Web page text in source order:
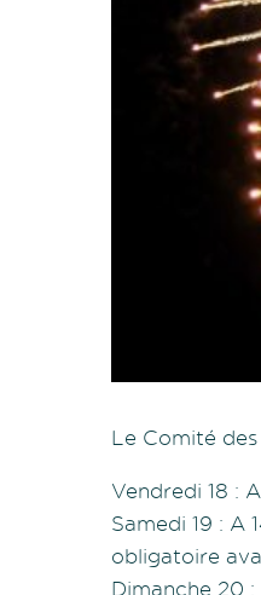
Le Comité
Vendredi 18 :
Samedi 19 : A
obligatoire
Dimanche 20